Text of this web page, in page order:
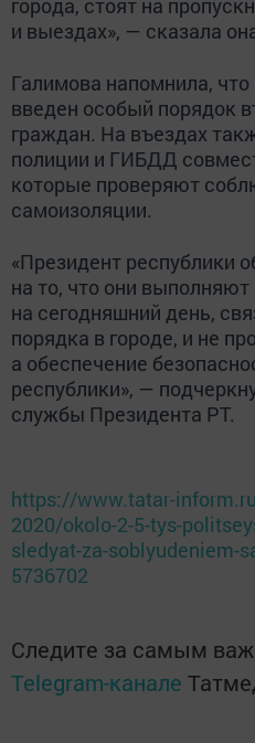
города, стоят на
и выездах», — сказала
Галимова напомнила, что
введен особый порядок
граждан. На въездах
полиции и ГИБДД
которые проверяют
самоизоляции.
«Президент республики
на то, что они
на сегодняшний день,
порядка в городе, и не
а обеспечение
республики», —
службы Президента РТ.
https://www.tatar-
2020/okolo-2-5-tys-
sledyat-za-soblyudeniem-
5736702
Следите за самым
Telegram-канале